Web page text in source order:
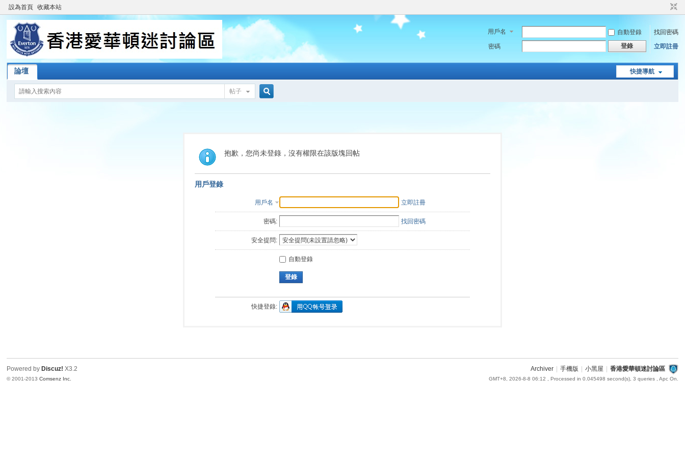
設為首頁 收藏本站
用戶名 自動登錄
找回密碼
密碼
登錄 立即註冊
快捷導航
論壇
帖子
索
抱歉，您尚未登錄，沒有權限在該版塊回帖
用戶登錄
用戶名 立即註冊
密碼: 找回密碼
安全提問:
自動登錄
登錄
快捷登錄:
Archiver 手機版 小黑屋 香港愛華頓迷討論區
GMT+8, 2026-8-8 06:12 , Processed in 0.045498 second(s), 3 queries , Apc On.
Powered by Discuz! X3.2
© 2001-2013Comsenz Inc.